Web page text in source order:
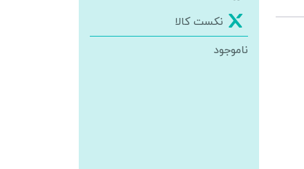
نکست کالا
ناموجود